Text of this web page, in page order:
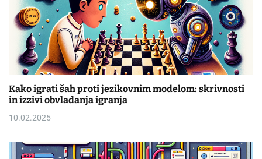
Kako igrati šah proti jezikovnim modelom: skrivnosti
in izzivi obvladanja igranja
10.02.2025